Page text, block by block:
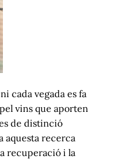
cada vegada es fa
vins que aporten
de distinció
aquesta recerca
recuperació i la